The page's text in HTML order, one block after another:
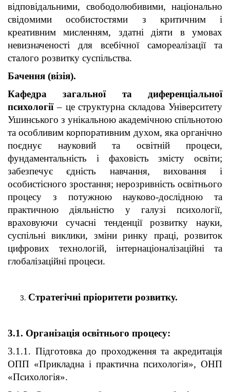
відповідальними, свободолюбивими, національно
свідомими особистостями з критичним і
креативним мисленням, здатні діяти в умовах
невизначеності для всебічної самореалізації та
сталого розвитку суспільства.
Бачення (візія).
Кафедра загальної та диференціальної
психології– це структурна складова Університету
Ушинського з унікальною академічною спільнотою
та особливим корпоративним духом, яка органічно
поєднує науковий та освітній процеси,
фундаментальність і фаховість змісту освіти;
забезпечує єдність навчання, виховання і
особистісного зростання; нерозривність освітнього
процесу з потужною науково-дослідною та
практичною діяльністю у галузі психології,
враховуючи сучасні тенденції розвитку науки,
суспільні виклики, зміни ринку праці, розвиток
цифрових технологій, інтернаціоналізаційні та
глобалізаційні процеси.
Стратегічні пріоритети розвитку.
3.1. Організація освітнього процесу:
3.1.1. Підготовка до проходження та акредитація
ОПП «Прикладна і практична психологія», ОНП
«Психологія».